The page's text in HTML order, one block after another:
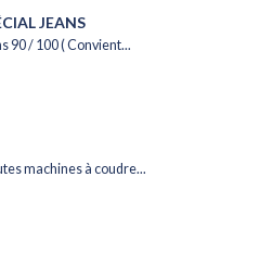
JEANS
90 / 100 ( Convient...
machines à coudre...